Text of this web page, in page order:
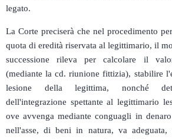
legato.
La Corte preciserà che nel procedimento
quota di eredità riservata al legittimario, il
successione rileva per calcolare il
(mediante la cd. riunione fittizia), stabilire
lesione della legittima, nonché
dell'integrazione spettante al legittimario
ove avvenga mediante conguagli in
nell'asse, di beni in natura, va adeguata,